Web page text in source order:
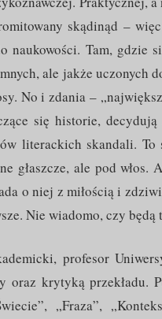
skądinąd –
naukowości. Tam, gdzie
ale jakże uczonych
No i zdania –
się historie,
literackich skandali.
głaszcze, ale pod
o niej z miłością i
Nie wiadomo, czy będą
profesor
krytyką przekładu.
„Fraza”,